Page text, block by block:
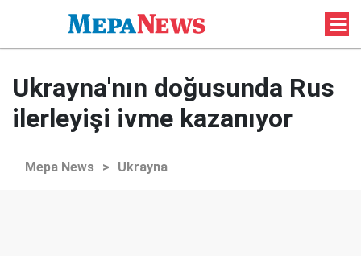
Ukrayna'nın doğusunda Rus
ilerleyişi ivme kazanıyor
Mepa News > Ukrayna